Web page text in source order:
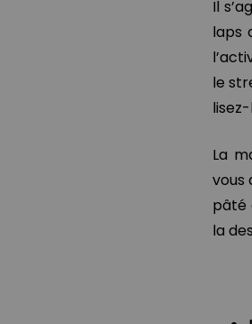
Il
laps
le
La
vous
pâté
la